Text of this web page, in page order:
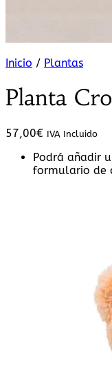
Inicio / Plantas
Planta
57,00€ IVA Incluido
Podrá añadir
formulario de